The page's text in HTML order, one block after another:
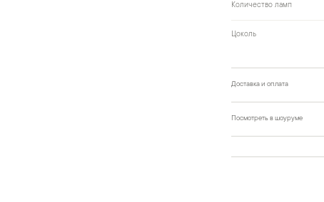
Количество ламп
Цоколь
Доставка и оплата
Посмотреть в шоуруме